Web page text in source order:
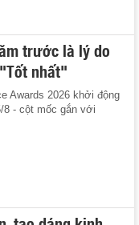
trước là lý do
nhất"
Awards 2026 khởi động
8 - cột mốc gắn với